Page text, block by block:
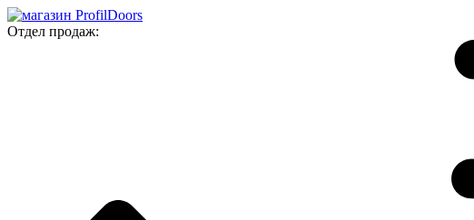
Отдел продаж: